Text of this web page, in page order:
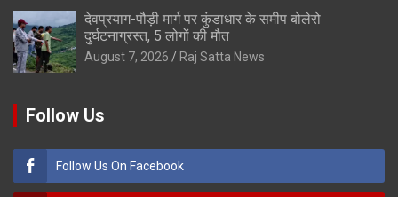
देवप्रयाग-पौड़ी मार्ग पर कुंडाधार के समीप बोलेरो
दुर्घटनाग्रस्त, 5 लोगों की मौत
August 7, 2026 Raj Satta News
Follow Us
Follow Us On Facebook